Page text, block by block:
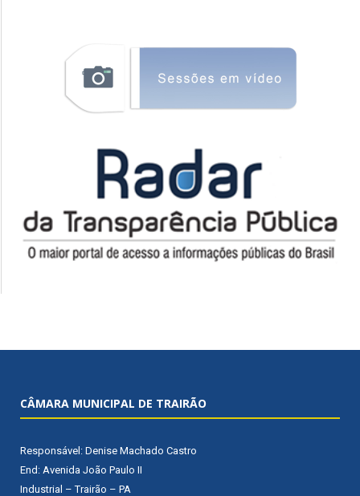
CÂMARA MUNICIPAL DE TRAIRÃO
Responsável: Denise Machado Castro
End: Avenida João Paulo II
Industrial – Trairão – PA